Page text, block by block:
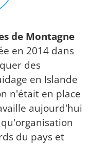
de Montagne
en 2014 dans
des
en Islande
n'était en place
aujourd'hui
du pays et